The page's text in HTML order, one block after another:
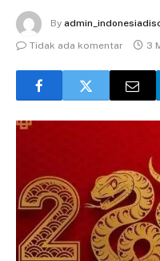
By
Tidak ada komentar
3